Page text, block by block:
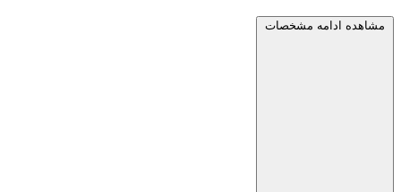
مشاهده ادامه مشخصات